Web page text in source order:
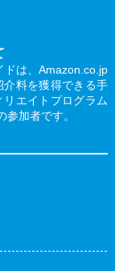
ドは、Amazon.co.jp
介料を獲得できる手
エイトプログラム
加者です。